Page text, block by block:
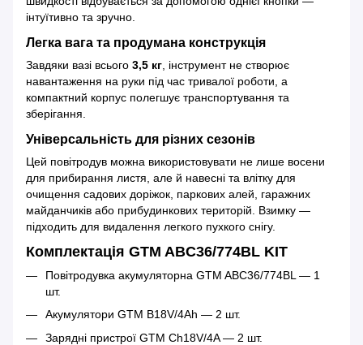
інтуїтивно та зручно.
Легка вага та продумана конструкція
Завдяки вазі всього 3,5 кг , інструмент не створює
навантаження на руки під час тривалої роботи, а
компактний корпус полегшує транспортування та
зберігання.
Універсальність для різних сезонів
Цей повітродув можна використовувати не лише восени
для прибирання листя, але й навесні та влітку для
очищення садових доріжок, паркових алей, гаражних
майданчиків або прибудинкових територій. Взимку —
підходить для видалення легкого пухкого снігу.
Комплектація GTM ABC36/774BL KIT
Повітродувка акумуляторна GTM ABC36/774BL — 1
шт.
Акумулятори GTM B18V/4Ah — 2 шт.
Зарядні пристрої GTM Ch18V/4A — 2 шт.